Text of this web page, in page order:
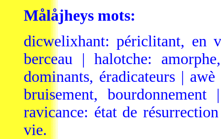
Målåjheys mots:
dicwelixhant: périclitant, en
berceau | halotche:
dominants, éradicateurs |
bruisement,
ravicance: état de
vie.